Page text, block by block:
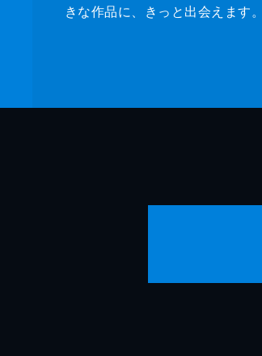
きな作品に、きっと出会えます。